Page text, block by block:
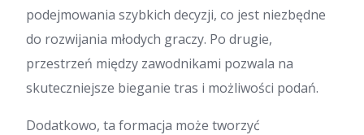
podejmowania szybkich decyzji, co jest niezbędne
do rozwijania młodych graczy. Po drugie,
przestrzeń między zawodnikami pozwala na
skuteczniejsze bieganie tras i możliwości podań.
Dodatkowo, ta formacja może tworzyć